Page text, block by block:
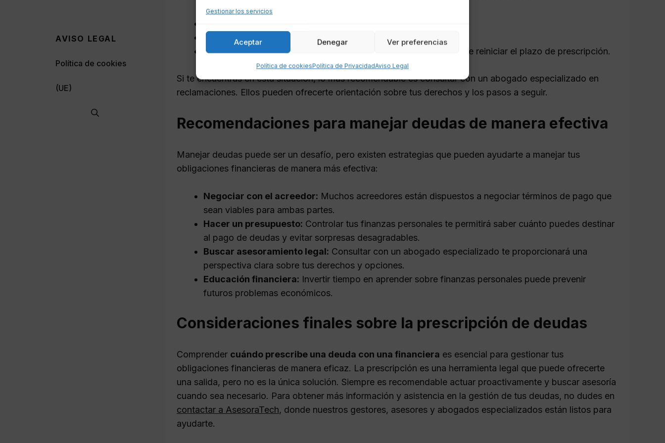
Gestionar los servicios
Aceptar Denegar Ver preferencias
Política de cookiesPolítica de PrivacidadAviso Legal
Las acciones realizadas por el acreedor desde el último pago.
Si has reconocido la deuda en algún momento, ya que esto puede reiniciar el plazo de prescripción.
Si te encuentras en esta situación, lo más recomendable es consultar con un abogado especializado en
reclamaciones. Ellos pueden ofrecerte orientación sobre tus derechos y los pasos a seguir.
Recomendaciones para manejar deudas de manera efectiva
Manejar deudas puede ser un desafío, pero existen estrategias que pueden ayudarte a manejar tus
obligaciones financieras de manera más efectiva:
Negociar con el acreedor: Muchos acreedores están dispuestos a negociar términos de pago que
sean viables para ambas partes.
Hacer un presupuesto: Controlar tus finanzas personales te permitirá saber cuánto puedes destinar
al pago de deudas y evitar sorpresas desagradables.
Buscar asesoramiento legal: Consultar con un abogado especializado te proporcionará una
perspectiva clara sobre tus derechos y opciones.
Educación financiera: Invertir tiempo en aprender sobre finanzas personales puede prevenir
futuros problemas económicos.
Consideraciones finales sobre la prescripción de deudas
Comprender cuándo prescribe una deuda con una financiera es esencial para gestionar tus
obligaciones financieras de manera eficaz. La prescripción es una herramienta legal que puede ofrecerte
una salida, pero no es la única solución. Siempre es recomendable actuar proactivamente y buscar asesoría
cuando sea necesario. Para obtener más información y asistencia en la gestión de tus deudas, no dudes en
contactar a AsesoraTech, donde nuestros gestores, asesores y abogados especializados están listos para
ayudarte.
AVISO LEGAL
Política de cookies
(UE)